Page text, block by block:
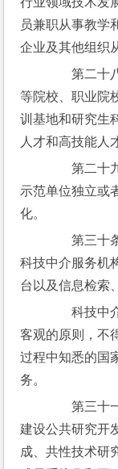
员兼职从事教学
企业及其他组织
第二十八
等院校、职业院
训基地和研究生
人才和高技能人
第二十九
示范单位独立或
化。
第三十条
科技中介服务机
台以及信息检索
科技中介
客观的原则，不
过程中知悉的国
务。
第三十一
建设公共研究开
成、共性技术研